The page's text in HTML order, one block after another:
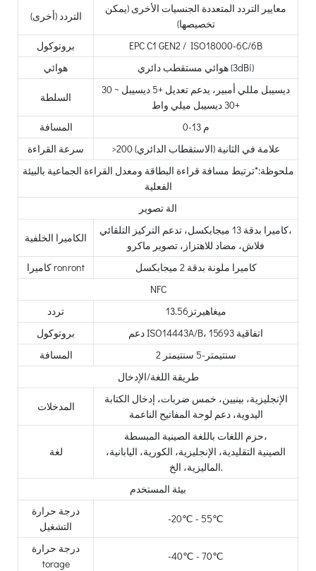
التردد (أخرى)
معايير التردد المتعددة الجنسيات الأخرى (يمكن
تخصيصها)
بروتوكول
EPC C1 GEN2 / ISO18000-6C/6B
هوائي
هوائي مستقطب دائري (3dBi)
السلطة
30 ديسيبل مللي أمبير، يدعم تعديل +5 ديسيبل ~
+30 ديسيبل ميلي واط
المسافة
0-13 م
سرعة القراءة
>200 علامة في الثانية (الاستقطاب الدائري)
ملحوظة:*ترتبط مسافة قراءة البطاقة ومعدل القراءة الجماعية بالبيئة
الفعلية
الة تصوير
الكاميرا الخلفية
كاميرا بدقة 13 ميجابكسل، تدعم التركيز التلقائي،
فلاش، مضاد للاهتزاز، تصوير ماكرو
كاميرا ronront
كاميرا ملونة بدقة 2 ميجابكسل
NFC
تردد
ميغاهيرتز13.56
بروتوكول
دعم ISO14443A/B، اتفاقية 15693
المسافة
2 سنتيمتر-5 سنتيمتر
طريقة اللغة/الإدخال
المدخلات
الإنجليزية، بينيين، خمس ضربات، إدخال الكتابة
اليدوية، دعم لوحة المفاتيح الناعمة
لغة
حزم اللغات باللغة الصينية المبسطة،
الصينية التقليدية، الإنجليزية، الكورية، اليابانية،
الماليزية، الخ.
بيئة المستخدم
درجة حرارة
التشغيل
-20℃ - 55℃
درجة حرارة
torage
-40℃ - 70℃